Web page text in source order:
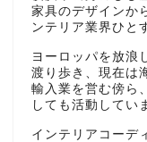
家具のデザインか
ンテリア業界ひと
ヨーロッパを放浪
渡り歩き、現在は
輸入業を営む傍ら
しても活動してい
インテリアコーデ